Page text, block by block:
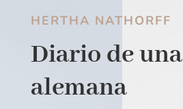
HERTHA NATHORFF
Diario de una
alemana